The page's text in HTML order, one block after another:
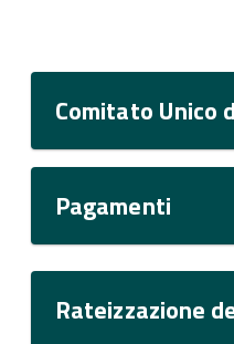
Comitato Unico
Pagamenti
Rateizzazione